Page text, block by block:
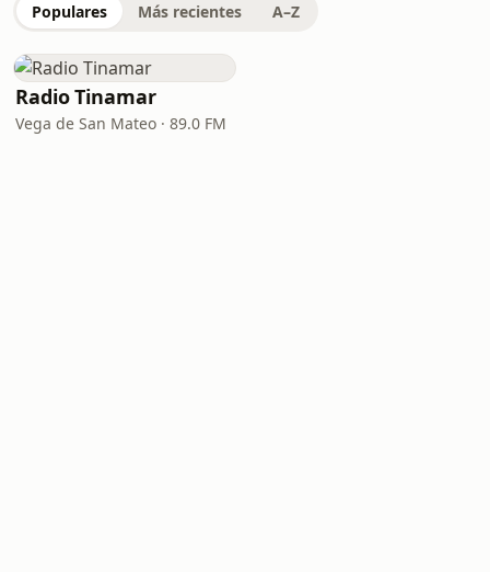
Populares Más recientes A–Z
Radio Tinamar
Vega de San Mateo · 89.0 FM